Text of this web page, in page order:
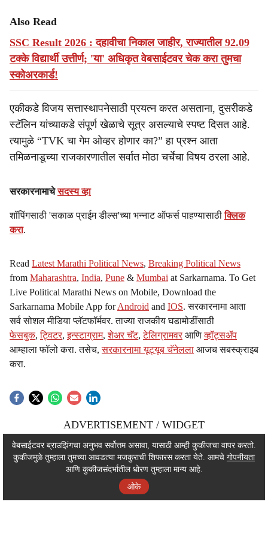
Also Read
SSC Result 2026 : दहावीचा निकाल जाहीर, राज्यातील 92.09
टक्के विद्यार्थी उत्तीर्ण; 'या' अधिकृत वेबसाईटवर चेक करा तुमचा
स्कोअरकार्ड!
एकीकडे विजय सत्तास्थापनेसाठी प्रयत्न करत असताना, दुसरीकडे
स्टॅलिन यांच्याकडे संपूर्ण खेळाचे सूत्र असल्याचे स्पष्ट दिसत आहे.
त्यामुळे “TVK चा गेम ओव्हर होणार का?” हा प्रश्न आता
तमिळनाडूच्या राजकारणातील सर्वात मोठा चर्चेचा विषय ठरला आहे.
सरकारनामाचेसदस्य व्हा
शॉपिंगसाठी 'सकाळ प्राईम डील्स'च्या भन्नाट ऑफर्स पाहण्यासाठीक्लिक
करा.
Read Latest Marathi Political News, Breaking Political News
from Maharashtra, India, Pune & Mumbai at Sarkarnama. To Get
Live Political Marathi News on Mobile, Download the
Sarkarnama Mobile App forAndroid and IOS. सरकारनामा आता
सर्व सोशल मीडिया प्लॅटफॉर्मवर. ताज्या राजकीय घडामोडींसाठी
फेसबुक,ट्विटर,इन्स्टाग्राम,शेअर चॅट,टेलिग्रामवर आणिव्हॉट्सॲप
आम्हाला फॉलो करा. तसेच,सरकारनामा यूट्यूब चॅनेलला आजच सबस्क्राइब
करा.
ADVERTISEMENT / WIDGET
ADVERTISEMENT / WIDGET
ADVERTISEMENT / WIDGET
वेबसाईटवर ब्राउझिंगचा अनुभव सर्वोत्तम असावा, यासाठी आम्ही कुकीजचा वापर करतो.
कुकीजमुळे तुम्हाला तुमच्या आवडत्या मजकुराची शिफारस करता येते. आमचे गोपनीयता
आणि कुकीजसंदर्भातील धोरण तुम्हाला मान्य आहे.
ओके